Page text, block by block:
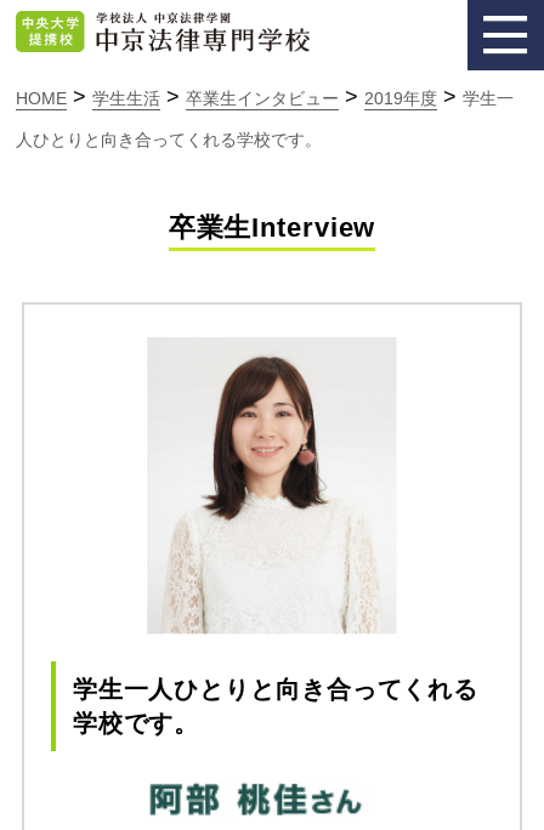
HOME >学生生活 >卒業生インタビュー > 2019年度 >学生一
人ひとりと向き合ってくれる学校です。
卒業生Interview
学生一人ひとりと向き合ってくれる
学校です。